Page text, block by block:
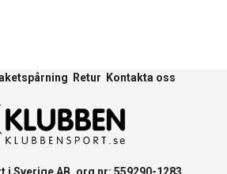
Retur Kontakta oss
Sverige AB, org nr: 559290-1283